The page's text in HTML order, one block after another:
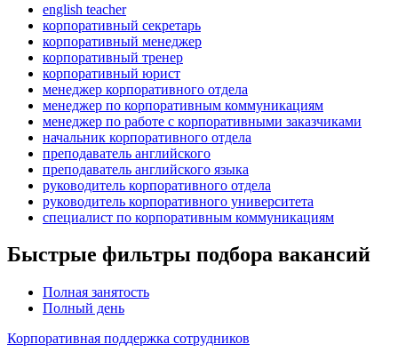
english teacher
корпоративный секретарь
корпоративный менеджер
корпоративный тренер
корпоративный юрист
менеджер корпоративного отдела
менеджер по корпоративным коммуникациям
менеджер по работе с корпоративными заказчиками
начальник корпоративного отдела
преподаватель английского
преподаватель английского языка
руководитель корпоративного отдела
руководитель корпоративного университета
специалист по корпоративным коммуникациям
Быстрые фильтры подбора вакансий
Полная занятость
Полный день
Корпоративная поддержка сотрудников